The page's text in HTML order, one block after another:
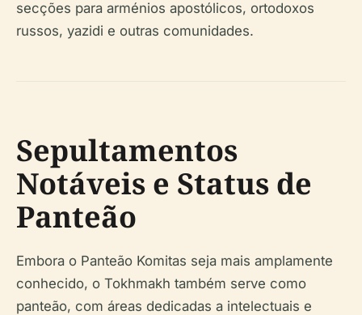
secções para arménios apostólicos, ortodoxos
russos, yazidi e outras comunidades.
Sepultamentos
Notáveis e Status de
Panteão
Embora o Panteão Komitas seja mais amplamente
conhecido, o Tokhmakh também serve como
panteão, com áreas dedicadas a intelectuais e